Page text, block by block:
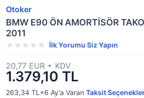
Otoker
BMW E90 ÖN AMORTİSÖR
2011
İlk Yorumu Siz Yapın
1.379,10 TL
20,77 EUR + KDV
263,34 TL×6 Ay'a Varan Taksit